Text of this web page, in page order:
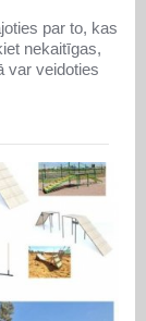
par to, kas
nekaitīgas,
var veidoties